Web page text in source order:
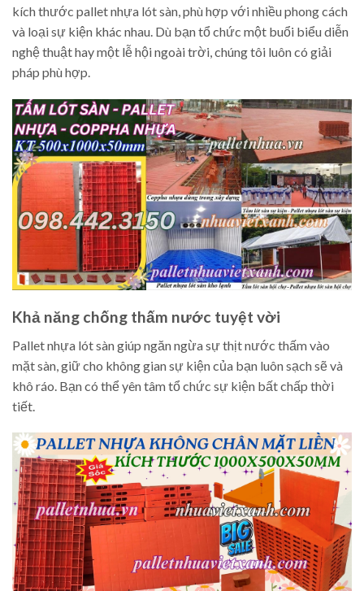
kích thước pallet nhựa lót sàn, phù hợp với nhiều phong cách
và loại sự kiện khác nhau. Dù bạn tổ chức một buổi biểu diễn
nghệ thuật hay một lễ hội ngoài trời, chúng tôi luôn có giải
pháp phù hợp.
Khả năng chống thấm nước tuyệt vời
Pallet nhựa lót sàn giúp ngăn ngừa sự thịt nước thấm vào
mặt sàn, giữ cho không gian sự kiện của bạn luôn sạch sẽ và
khô ráo. Bạn có thể yên tâm tổ chức sự kiện bất chấp thời
tiết.